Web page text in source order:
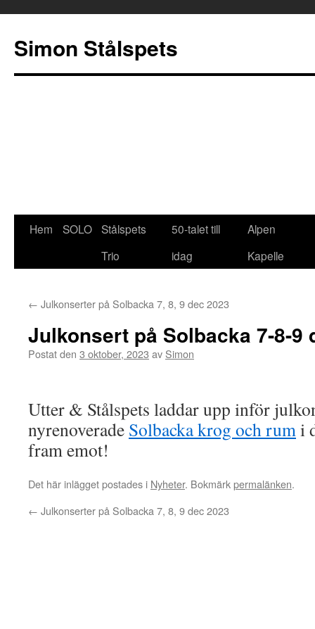
Simon Stålspets
Hoppa
Hem SOLO Stålspets
Trio
50-talet till
idag
Alpen
Kapelle
← Julkonserter på Solbacka 7, 8, 9 dec 2023
Julkonsert på Solbacka 7-8-9
Postat den 3 oktober, 2023 av Simon
Utter & Stålspets laddar upp inför
nyrenoverade Solbacka krog och rumi
fram emot!
Det här inlägget postades i Nyheter. Bokmärkpermalänken.
← Julkonserter på Solbacka 7, 8, 9 dec 2023